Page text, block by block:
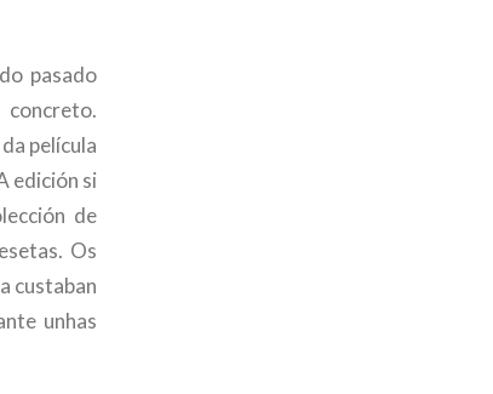
pasado
película
edición si
de
Os
custaban
unhas